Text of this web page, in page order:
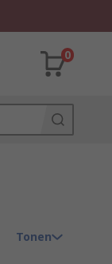
0
Tonen